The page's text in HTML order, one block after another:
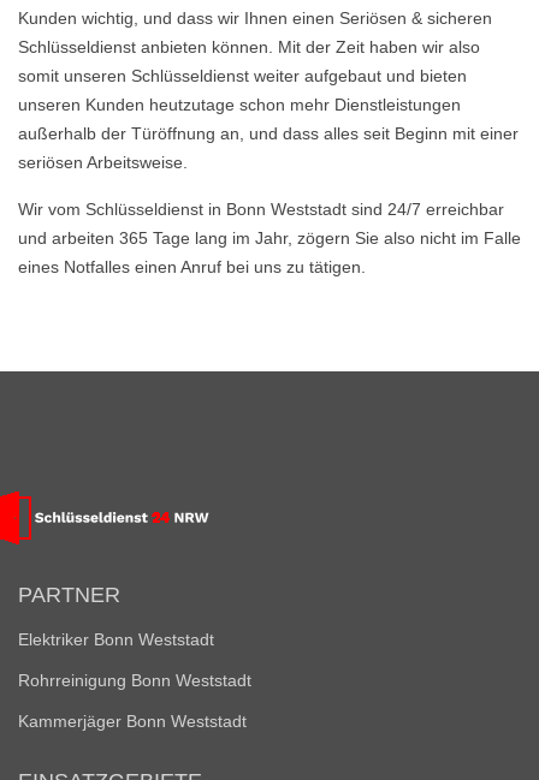
Kunden wichtig, und dass wir Ihnen einen Seriösen & sicheren
Schlüsseldienst anbieten können. Mit der Zeit haben wir also
somit unseren Schlüsseldienst weiter aufgebaut und bieten
unseren Kunden heutzutage schon mehr Dienstleistungen
außerhalb der Türöffnung an, und dass alles seit Beginn mit einer
seriösen Arbeitsweise.
Wir vom Schlüsseldienst in Bonn Weststadt sind 24/7 erreichbar
und arbeiten 365 Tage lang im Jahr, zögern Sie also nicht im Falle
eines Notfalles einen Anruf bei uns zu tätigen.
PARTNER
Elektriker Bonn Weststadt
Rohrreinigung Bonn Weststadt
Kammerjäger Bonn Weststadt